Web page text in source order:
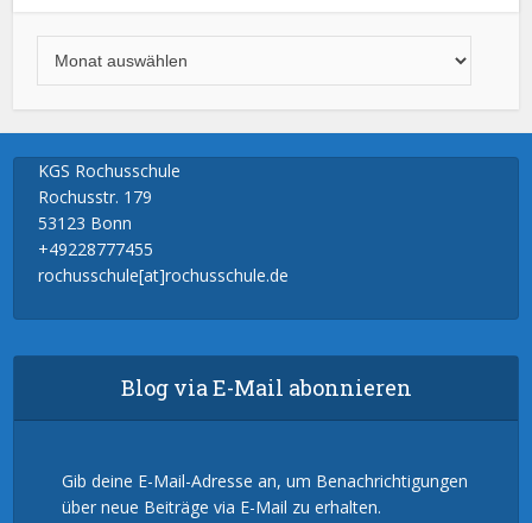
KGS Rochusschule
Rochusstr. 179
53123 Bonn
+49228777455
rochusschule[at]rochusschule.de
Blog via E-Mail abonnieren
Gib deine E-Mail-Adresse an, um Benachrichtigungen
über neue Beiträge via E-Mail zu erhalten.